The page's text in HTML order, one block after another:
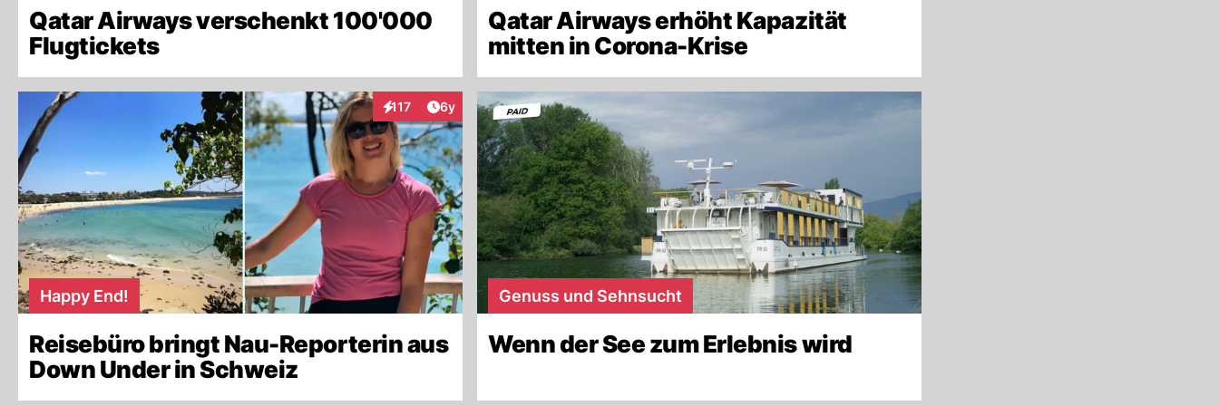
Qatar Airways verschenkt 100'000
Flugtickets
Qatar Airways erhöht Kapazität
mitten in Corona-Krise
117
InteraktionenArtikel veröffentlicht:
6y
Happy End!
Reisebüro bringt Nau-Reporterin aus
Down Under in Schweiz
Genuss und Sehnsucht
Wenn der See zum Erlebnis wird